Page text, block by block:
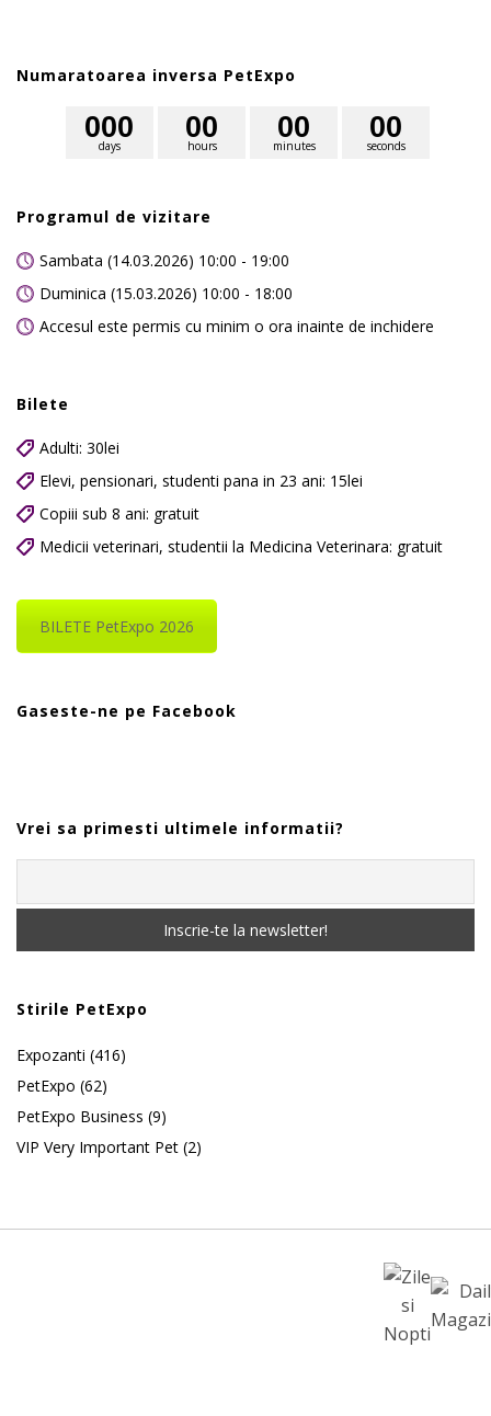
Numaratoarea inversa PetExpo
days
000
hours
00
minutes
00
seconds
00
Programul de vizitare
Sambata (14.03.2026) 10:00 - 19:00
Duminica (15.03.2026) 10:00 - 18:00
Accesul este permis cu minim o ora inainte de inchidere
Bilete
Adulti: 30lei
Elevi, pensionari, studenti pana in 23 ani: 15lei
Copiii sub 8 ani: gratuit
Medicii veterinari, studentii la Medicina Veterinara: gratuit
BILETE PetExpo 2026
Gaseste-ne pe Facebook
Vrei sa primesti ultimele informatii?
Stirile PetExpo
Expozanti (416)
PetExpo (62)
PetExpo Business (9)
VIP Very Important Pet (2)